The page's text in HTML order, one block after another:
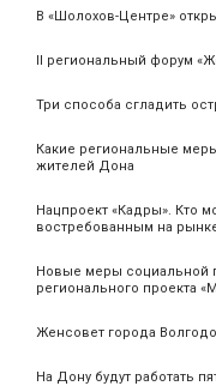
В «Шолохов-Центре»
II региональный форум
Три способа сгладить
Какие региональные
жителей Дона
Нацпроект «Кадры». Кто
востребованным на
Новые меры социальной
регионального проекта
Женсовет города
На Дону будут работать